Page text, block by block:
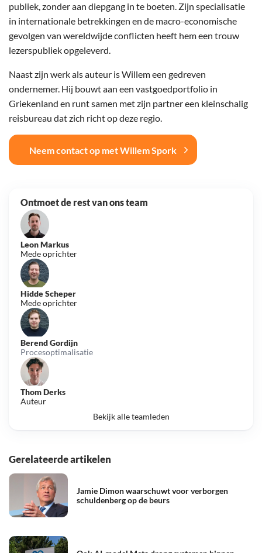
publiek, zonder aan diepgang in te boeten. Zijn specialisatie
in internationale betrekkingen en de macro-economische
gevolgen van wereldwijde conflicten heeft hem een trouw
lezerspubliek opgeleverd.
Naast zijn werk als auteur is Willem een gedreven
ondernemer. Hij bouwt aan een vastgoedportfolio in
Griekenland en runt samen met zijn partner een kleinschalig
reisbureau dat zich richt op deze regio.
Neem contact op met Willem Spork
Ontmoet de rest van ons team
Leon Markus
Mede oprichter
Hidde Scheper
Mede oprichter
Berend Gordijn
Procesoptimalisatie
Thom Derks
Auteur
Bekijk alle teamleden
Gerelateerde artikelen
Jamie Dimon waarschuwt voor verborgen
schuldenberg op de beurs